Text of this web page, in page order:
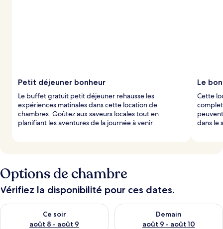
Petit déjeuner bonheur
Le buffet gratuit petit déjeuner rehausse les
expériences matinales dans cette location de
chambres. Goûtez aux saveurs locales tout en
planifiant les aventures de la journée à venir.
Le
Cette
dans le
Options de chambre
Vérifiez la disponibilité pour ces dates.
Ce soir
août 8 - août 9
Vérifier la disponibilité pour ce soir août 8 - août 9
Demain
août 9 - août 10
Vérifier la disponibilité pour